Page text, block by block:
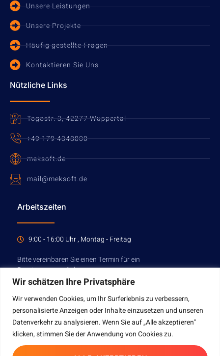
Wir schätzen Ihre Privatsphäre
Wir verwenden Cookies, um Ihr Surferlebnis zu verbessern,
personalisierte Anzeigen oder Inhalte einzusetzen und unseren
Datenverkehr zu analysieren. Wenn Sie auf „Alle akzeptieren"
klicken, stimmen Sie der Anwendung von Cookies zu.
Unsere Leistungen
Unsere Projekte
Häufig gestellte Fragen
Kontaktieren Sie Uns
Nützliche Links
Togostr. 3, 42277 Wuppertal
+49 179 4348800
meksoft.de
mail@meksoft.de
Arbeitszeiten
9:00 - 16:00 Uhr , Montag - Freitag
Bitte vereinbaren Sie einen Termin für ein
Beratungsgespräch.
TERMIN VEREINBAREN